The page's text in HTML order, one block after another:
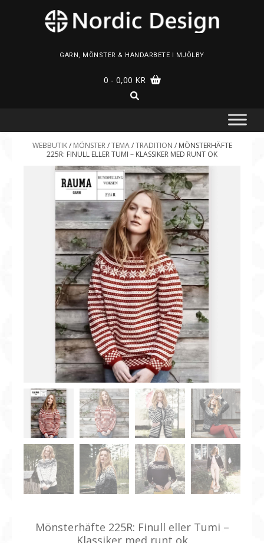
GARN, MÖNSTER & HANDARBETE I MJÖLBY
0 - 0,00 KR
WEBBUTIK/ MÖNSTER/TEMA/TRADITION / MÖNSTERHÄFTE
225R: FINULL ELLER TUMI – KLASSIKER MED RUNT OK
Mönsterhäfte 225R: Finull eller Tumi –
Klassiker med runt ok